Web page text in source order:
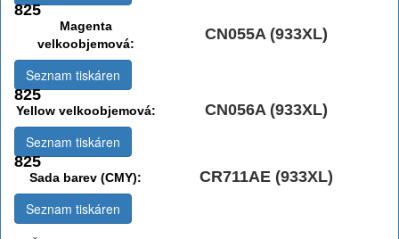
825
Magenta
velkoobjemová:
CN055A (933XL)
825
Seznam tiskáren
Yellow velkoobjemová: CN056A (933XL)
825
Seznam tiskáren
Sada barev (CMY):
CR711AE (933XL)
Seznam tiskáren